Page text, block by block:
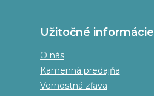
Užitočné informácie
O nás
Kamenná predajňa
Vernostná zľava